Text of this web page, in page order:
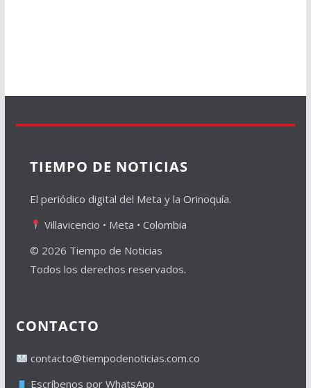
TIEMPO DE NOTICIAS
El periódico digital del Meta y la Orinoquía.
Villavicencio • Meta • Colombia
© 2026 Tiempo de Noticias
Todos los derechos reservados.
CONTACTO
contacto@tiempodenoticias.com.co
Escríbenos por WhatsApp